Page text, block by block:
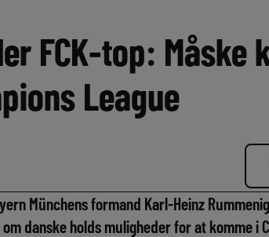
FCK-top: Måske
League
Münchens formand Karl-Heinz
danske holds muligheder for at komme i